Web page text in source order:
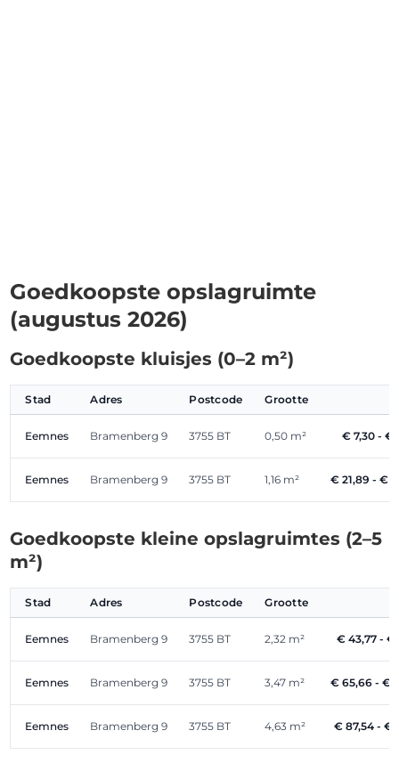
Goedkoopste opslagruimte
(augustus 2026)
Goedkoopste kluisjes (0–2 m²)
Stad Adres Postcode Grootte
Eemnes Bramenberg 9 3755 BT 0,50 m² € 7,30 - €
Eemnes Bramenberg 9 3755 BT 1,16 m² € 21,89 - €
Goedkoopste kleine opslagruimtes (2–5
m²)
Stad Adres Postcode Grootte
Eemnes Bramenberg 9 3755 BT 2,32 m² € 43,77 - €
Eemnes Bramenberg 9 3755 BT 3,47 m² € 65,66 - €
Eemnes Bramenberg 9 3755 BT 4,63 m² € 87,54 - €